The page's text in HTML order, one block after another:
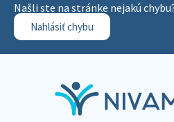
Našli ste na stránke nejakú
Nahlásiť chybu